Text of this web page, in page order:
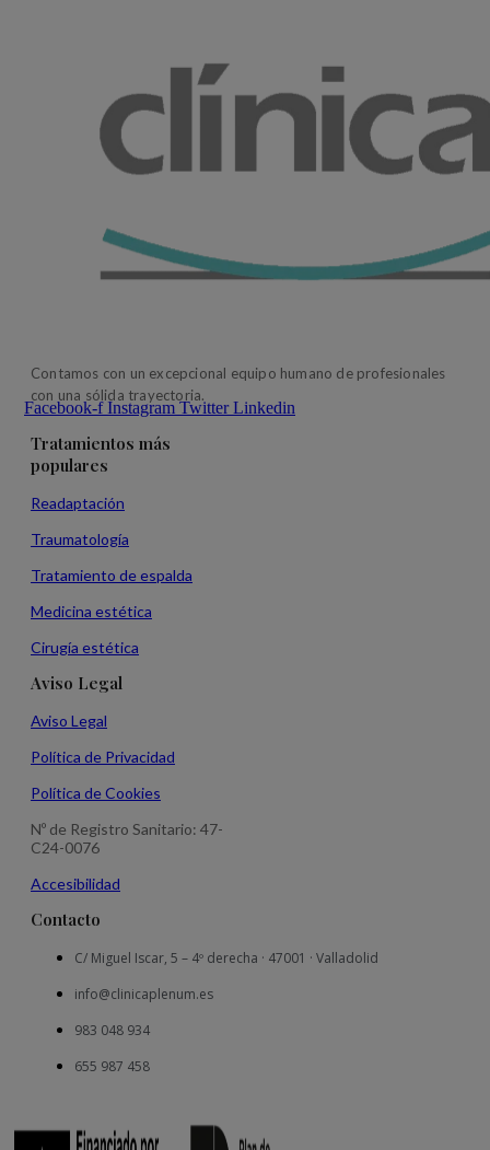
Contamos con un excepcional equipo humano de profesionales
con una sólida trayectoria.
Facebook-f Instagram Twitter Linkedin
Tratamientos más
populares
Readaptación
Traumatología
Tratamiento de espalda
Medicina estética
Cirugía estética
Aviso Legal
Aviso Legal
Política de Privacidad
Política de Cookies
Nº de Registro Sanitario: 47-
C24-0076
Accesibilidad
Contacto
C/ Miguel Iscar, 5 – 4º derecha · 47001 · Valladolid
info@clinicaplenum.es
983 048 934
655 987 458